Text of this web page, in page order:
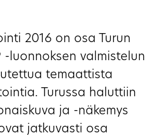
2016 on osa Turun
-luonnoksen valmistelun
temaattista
Turussa haluttiin
ja -näkemys
jatkuvasti osa